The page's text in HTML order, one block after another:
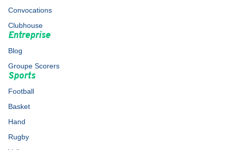
Convocations
Clubhouse
Entreprise
Blog
Groupe Scorers
Sports
Football
Basket
Hand
Rugby